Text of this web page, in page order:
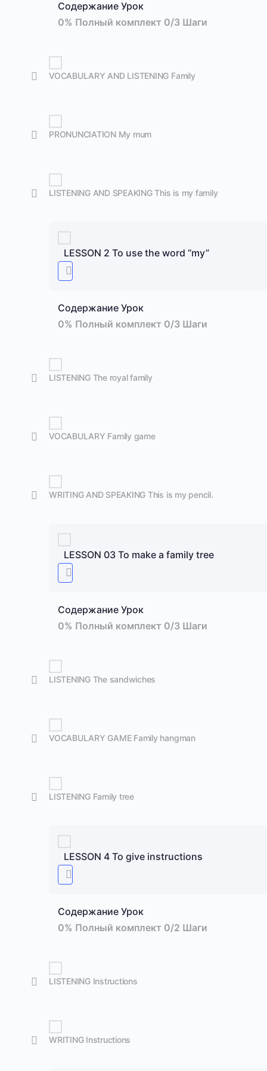
Содержание Урок
0% Полный комплект 0/3 Шаги
VOCABULARY AND LISTENING Family
PRONUNCIATION My mum
LISTENING AND SPEAKING This is my family
LESSON 2 To use the word “my”
Содержание Урок
0% Полный комплект 0/3 Шаги
LISTENING The royal family
VOCABULARY Family game
WRITING AND SPEAKING This is my pencil.
LESSON 03 To make a family tree
Содержание Урок
0% Полный комплект 0/3 Шаги
LISTENING The sandwiches
VOCABULARY GAME Family hangman
LISTENING Family tree
LESSON 4 To give instructions
Содержание Урок
0% Полный комплект 0/2 Шаги
LISTENING Instructions
WRITING Instructions